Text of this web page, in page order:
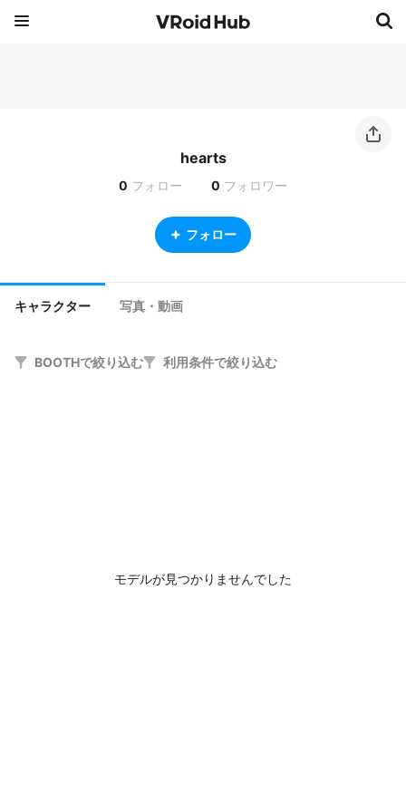
hearts
0 フォロー 0 フォロワー
フォロー
キャラクター 写真・動画
BOOTHで絞り込む 利用条件で絞り込む
モデルが見つかりませんでした